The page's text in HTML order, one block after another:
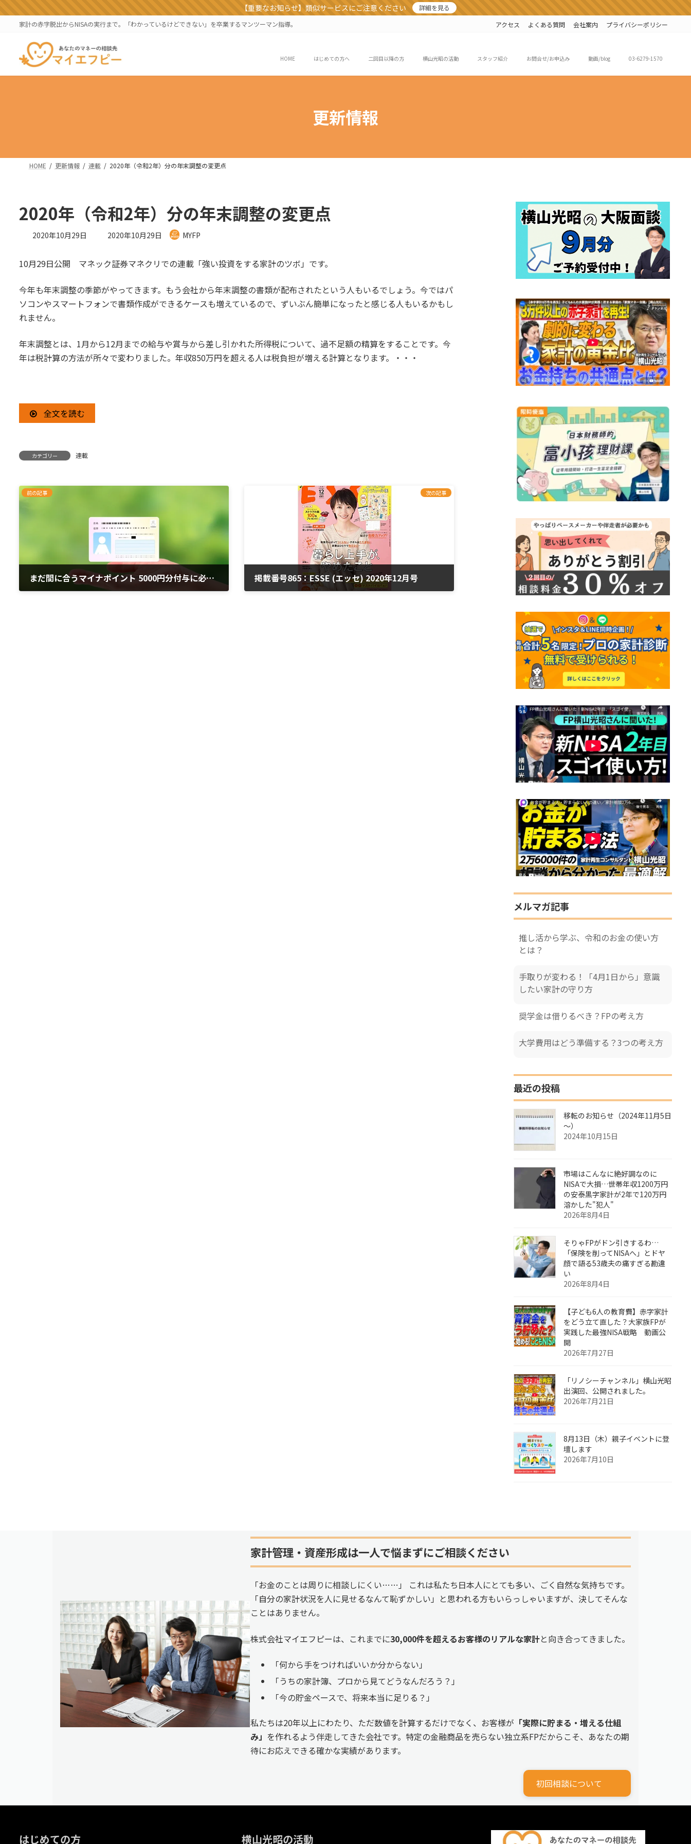
ン
ス
ビ
ン
【重要なお知らせ】類似サービスにご注意ください
詳細を見る
家計の赤字脱出からNISAの実行まで。「わかっているけどできない」を卒業するマンツーマン指導。
アクセス よくある質問 会社案内 プライバシーポリシー
HOME はじめての方へ 二回目以降の方 横山光昭の活動 スタッフ紹介 お問合せ/お申込み 動画/blog 03-6279-1570
更新情報
HOME 更新情報 連載 2020年（令和2年）分の年末調整の変更点
2020年（令和2年）分の年末調整の変更点
2020年10月29日
最
新
時
:
2020年10月29日 MYFP
10月29日公開 マネック証券マネクリでの連載「強い投資をする家計のツボ」です。
今年も年末調整の季節がやってきます。もう会社から年末調整の書類が配布されたという人もいるでしょう。今ではパ
ソコンやスマートフォンで書類作成ができるケースも増えているので、ずいぶん簡単になったと感じる人もいるかもし
れません。
年末調整とは、1月から12月までの給与や賞与から差し引かれた所得税について、過不足額の精算をすることです。今
年は税計算の方法が所々で変わりました。年収850万円を超える人は税負担が増える計算となります。・・・
全文を読む
カテゴリー 連載
前の記事
まだ間に合うマイナポイント 5000円分付与に必要な手続き
次の記事
掲載番号865：ESSE (エッセ) 2020年12月号
メルマガ記事
推し活から学ぶ、令和のお金の使い方
とは？
手取りが変わる！「4月1日から」意識
したい家計の守り方
奨学金は借りるべき？FPの考え方
大学費用はどう準備する？3つの考え方
最近の投稿
移転のお知らせ（2024年11月5日
～）
2024年10月15日
市場はこんなに絶好調なのに
NISAで大損…世帯年収1200万円
の安泰黒字家計が2年で120万円
溶かした"犯人"
2026年8月4日
そりゃFPがドン引きするわ…
「保険を削ってNISAへ」とドヤ
顔で語る53歳夫の痛すぎる勘違
い
2026年8月4日
【子ども6人の教育費】赤字家計
をどう立て直した？大家族FPが
実践した最強NISA戦略 動画公
開
2026年7月27日
「リノシーチャンネル」横山光昭
出演回、公開されました。
2026年7月21日
8月13日（木）親子イベントに登
壇します
2026年7月10日
家計管理・資産形成は一人で悩まずにご相談ください
「お金のことは周りに相談しにくい……」 これは私たち日本人にとても多い、ごく自然な気持ちです。
「自分の家計状況を人に見せるなんて恥ずかしい」と思われる方もいらっしゃいますが、決してそんな
ことはありません。
株式会社マイエフピーは、これまでに30,000件を超えるお客様のリアルな家計と向き合ってきました。
「何から手をつければいいか分からない」
「うちの家計簿、プロから見てどうなんだろう？」
「今の貯金ペースで、将来本当に足りる？」
私たちは20年以上にわたり、ただ数値を計算するだけでなく、お客様が 「実際に貯まる・増える仕組
み」 を作れるよう伴走してきた会社です。特定の金融商品を売らない独立系FPだからこそ、あなたの期
待にお応えできる確かな実績があります。
初回相談について
はじめての方 横山光昭の活動